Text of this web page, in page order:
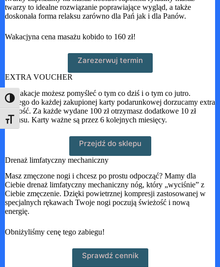
Toggle High Contrast
Toggle Font size
twarzy to idealne rozwiązanie poprawiające wygląd, a także
doskonała forma relaksu zarówno dla Pań jak i dla Panów.
Wakacjyna cena masażu kobido to 160 zł!
Zarezerwuj termin
EXTRA VOUCHER
W wakacje możesz pomyśleć o tym co dziś i o tym co jutro.
Dlatego do każdej zakupionej karty podarunkowej dorzucamy extra
wartość. Za każde wydane 100 zł otrzymasz dodatkowe 10 zł
bonusu. Karty ważne są przez 6 kolejnych miesięcy.
Przejdź do sklepu
Drenaż limfatyczny mechaniczny
Masz zmęczone nogi i chcesz po prostu odpocząć? Mamy dla
Ciebie drenaż limfatyczny mechaniczny nóg, który „wyciśnie” z
Ciebie zmęczenie. Dzięki powietrznej kompresji zastosowanej w
specjalnych rękawach Twoje nogi poczują świeżość i nową
energię.
Obniżyliśmy cenę tego zabiegu!
Sprawdź cennik